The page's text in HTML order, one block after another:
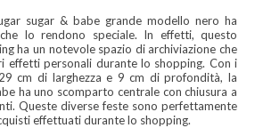
sugar & babe grande modello nero ha
lo rendono speciale. In effetti, questo
ha un notevole spazio di archiviazione che
effetti personali durante lo shopping. Con i
cm di larghezza e 9 cm di profondità, la
ha uno scomparto centrale con chiusura a
Queste diverse feste sono perfettamente
effettuati durante lo shopping.